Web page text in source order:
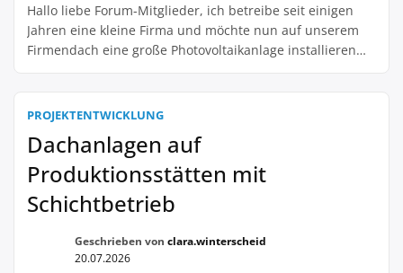
Hallo liebe Forum-Mitglieder, ich betreibe seit einigen
Jahren eine kleine Firma und möchte nun auf unserem
Firmendach eine große Photovoltaikanlage installieren
wichtige Frage, die sich mir stellt, ist die Statikprüfung
PROJEKTENTWICKLUNG
Dachanlagen auf
Produktionsstätten mit
Schichtbetrieb
Geschrieben von clara.winterscheid
20.07.2026